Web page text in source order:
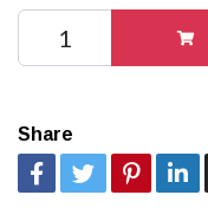
Share